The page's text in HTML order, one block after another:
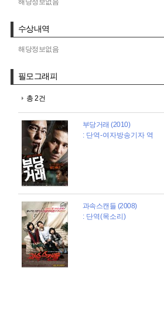
해당정보없음
수상내역
해당정보없음
필모그래피
총 2건
부당거래 (2010)
: 단역-여자방송기자 역
과속스캔들 (2008)
: 단역(목소리)